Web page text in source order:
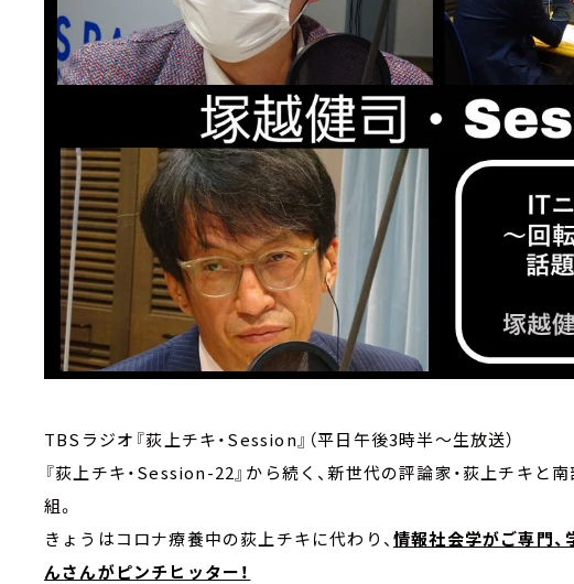
TBSラジオ『荻上チキ・Session』（平日午後3時半～生放送）
『荻上チキ・Session-22』から続く、新世代の評論家・荻上チキと
組。
きょうはコロナ療養中の荻上チキに代わり、 情報社会学がご専門
んさんがピンチヒッター！